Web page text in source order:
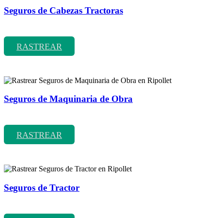
Seguros de Cabezas Tractoras
RASTREAR
Seguros de Maquinaria de Obra
RASTREAR
Seguros de Tractor